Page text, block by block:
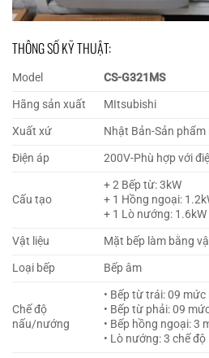
THÔNG SỐ KỸ THUẬT:
Model
CS-G321MS
Hãng sản xuất
MItsubishi
Xuất xứ
Nhật Bản-Sản
Điện áp
200V-Phù hợp với
Cấu tạo
+ 2 Bếp từ: 3kW
+ 1 Hồng ngoại:
+ 1 Lò nướng: 1.6kW
Vật liệu
Mặt bếp làm bằng
Loại bếp
Bếp âm
Chế độ
nấu/nướng
• Bếp từ trái: 09 mức
• Bếp từ phải: 09
• Bếp hồng ngoại: 3
• Lò nướng: 3 chế độ